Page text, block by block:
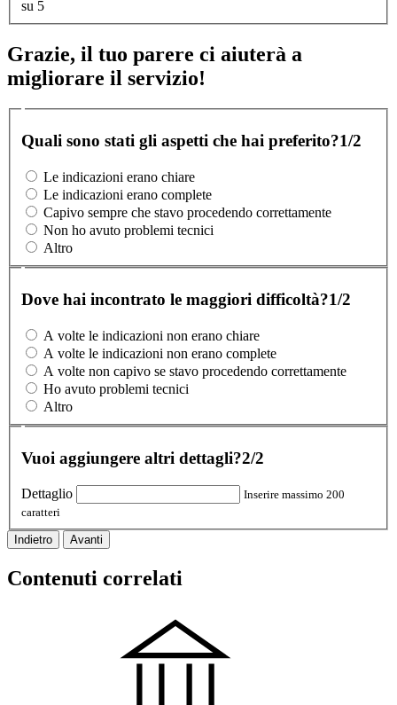
su 5
Grazie, il tuo parere ci aiuterà a
migliorare il servizio!
Quali sono stati gli aspetti che hai preferito?1/2
Le indicazioni erano chiare
Le indicazioni erano complete
Capivo sempre che stavo procedendo correttamente
Non ho avuto problemi tecnici
Altro
Dove hai incontrato le maggiori difficoltà?1/2
A volte le indicazioni non erano chiare
A volte le indicazioni non erano complete
A volte non capivo se stavo procedendo correttamente
Ho avuto problemi tecnici
Altro
Vuoi aggiungere altri dettagli?2/2
Dettaglio
Inserire massimo 200
caratteri
Indietro Avanti
Contenuti correlati